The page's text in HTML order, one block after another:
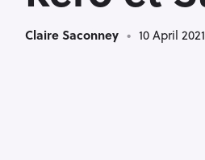
Claire Saconney 10 April 2021